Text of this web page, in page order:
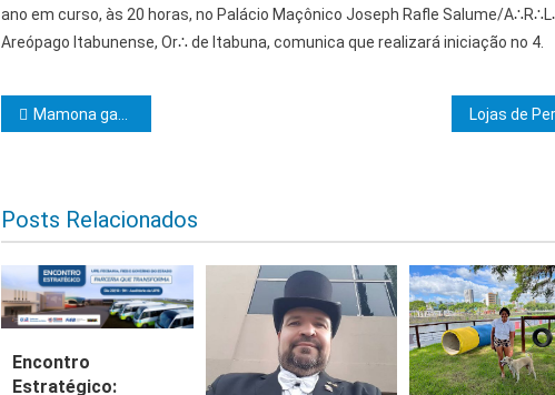
ano em curso, às 20 horas, no Palácio Maçônico Joseph Rafle Salume/
Areópago Itabunense, Or∴ de Itabuna, comunica que realizará iniciação no 4.
Navegação de Post
Mamona ganha destaque na Bahia e produção cresce 100%
Posts Relacionados
Encontro
Estratégico: